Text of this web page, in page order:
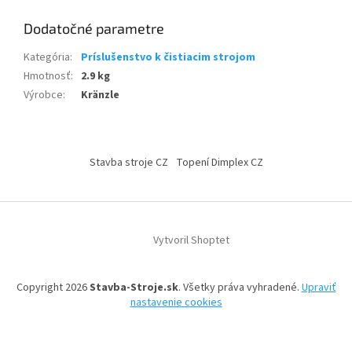
Dodatočné parametre
Kategória:
Príslušenstvo k čistiacim strojom
Hmotnosť: 2.9 kg
Výrobce: Kränzle
Stavba stroje CZ Topení Dimplex CZ
Vytvoril Shoptet
Copyright 2026Stavba-Stroje.sk. Všetky práva vyhradené.Upraviť
nastavenie cookies